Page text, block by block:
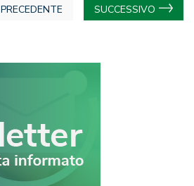
PRECEDENTE SUCCESSIVO